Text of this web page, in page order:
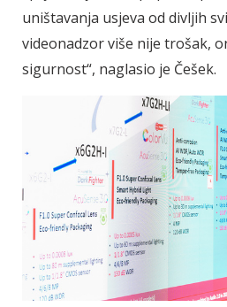
uništavanja usjeva od divljih
videonadzor više nije trošak,
sigurnost“, naglasio je Češek.